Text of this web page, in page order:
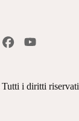
Tutti i diritti riservati